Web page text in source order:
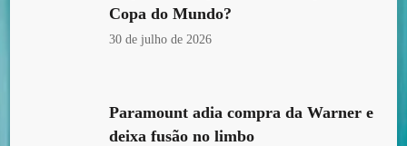
Copa do Mundo?
30 de julho de 2026
Paramount adia compra da Warner e
deixa fusão no limbo